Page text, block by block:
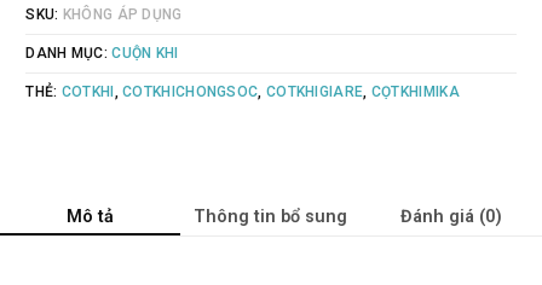
SKU: KHÔNG ÁP DỤNG
DANH MỤC:CUỘN KHI
THẺ: COTKHI,COTKHICHONGSOC, COTKHIGIARE, CỌTKHIMIKA
Mô tả Thông tin bổ sung Đánh giá (0)